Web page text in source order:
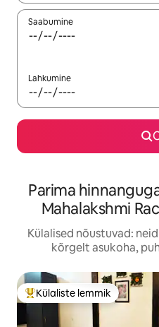
Saabumine
Lahkumine
Parima
Mahalakshmi
Külalised nõustuvad:
kõrgelt asukoha,
Külaliste suur lemmik
Külaliste lemmik